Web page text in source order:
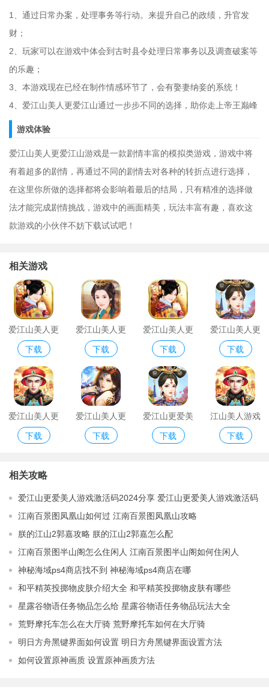
1、通过日常办案，处理事务等行动。来提升自己的政绩，升官发
财；
2、玩家可以在游戏中体会到古时县令处理日常事务以及调查破案等
的乐趣；
3、本游戏现在已经在制作情感环节了，会有娶妻纳妾的系统！
4、爱江山美人更爱江山通过一步步不同的选择，助你走上帝王巅峰
游戏体验
爱江山美人更爱江山游戏是一款剧情丰富的模拟类游戏，游戏中将
有着超多的剧情，再通过不同的剧情去对各种的转折点进行选择，
在这里你所做的选择都将会影响着最后的结局，只有精准的选择做
法才能完成剧情挑战，游戏中的画面精美，玩法丰富有趣，喜欢这
款游戏的小伙伴不妨下载试试吧！
相关游戏
爱江山美人更
爱江山app
下载
爱江山美人更
爱江山手游
下载
爱江山美人更
爱江山免费
下载
爱江山美人更
爱美人
下载
爱江山美人更
爱江山游戏破
下载
爱江山美人更
爱游戏
下载
爱江山更爱美
人金币修改器
下载
江山美人游戏
破解版
下载
相关攻略
爱江山更爱美人游戏激活码2024分享 爱江山更爱美人游戏激活码
最新领取
江南百景图凤凰山如何过 江南百景图凤凰山攻略
朕的江山2郭嘉攻略 朕的江山2郭嘉怎么配
江南百景图半山阁怎么住闲人 江南百景图半山阁如何住闲人
神秘海域ps4商店找不到 神秘海域ps4商店在哪
和平精英投掷物皮肤介绍大全 和平精英投掷物皮肤有哪些
星露谷物语任务物品怎么给 星露谷物语任务物品玩法大全
荒野摩托车怎么在大厅骑 荒野摩托车如何在大厅骑
明日方舟黑键界面如何设置 明日方舟黑键界面设置方法
如何设置原神画质 设置原神画质方法